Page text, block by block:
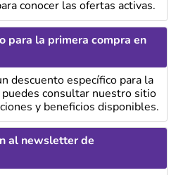
conocer las ofertas activas.
para la primera compra en
descuento específico para la
consultar nuestro sitio
y beneficios disponibles.
al newsletter de